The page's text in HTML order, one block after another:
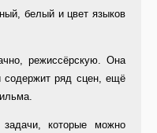
белый и цвет языков
режиссёрскую. Она
содержит ряд сцен, ещё
которые можно